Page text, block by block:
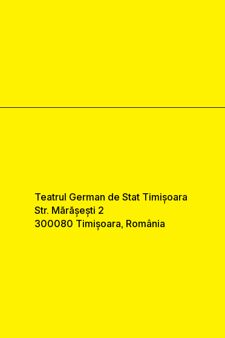
Teatrul German de Stat Timișoara
Str. Mărășești 2
300080 Timișoara, România